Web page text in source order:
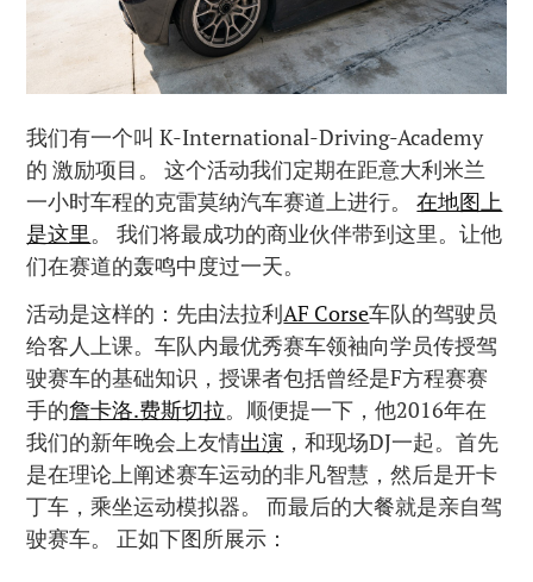
我们有一个叫 K-International-Driving-Academy
的 激励项目。 这个活动我们定期在距意大利米兰
一小时车程的克雷莫纳汽车赛道上进行。在地图上
是这里。 我们将最成功的商业伙伴带到这里。让他
们在赛道的轰鸣中度过一天。
活动是这样的：先由法拉利AF Corse车队的驾驶员
给客人上课。车队内最优秀赛车领袖向学员传授驾
驶赛车的基础知识，授课者包括曾经是F方程赛赛
手的詹卡洛.费斯切拉。顺便提一下，他2016年在
我们的新年晚会上友情出演 ，和现场DJ一起。首先
是在理论上阐述赛车运动的非凡智慧，然后是开卡
丁车，乘坐运动模拟器。 而最后的大餐就是亲自驾
驶赛车。 正如下图所展示：